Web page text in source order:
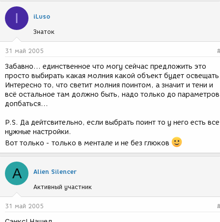
I iLuso
Знаток
31 май 2005
Забавно... единственное что могу сейчас предложить это
просто выбирать какая молния какой объект будет
Интересно то, что светит молния поинтом, а значит и тени и
всё остальное там должно быть, надо только до параметров
допбаться...
P.S. Да дейтсвительно, если выбрать поинт то у него есть все
нужные настройки.
Вот только - только в ментале и не без глюков
A Alien Silencer
Активный участник
31 май 2005